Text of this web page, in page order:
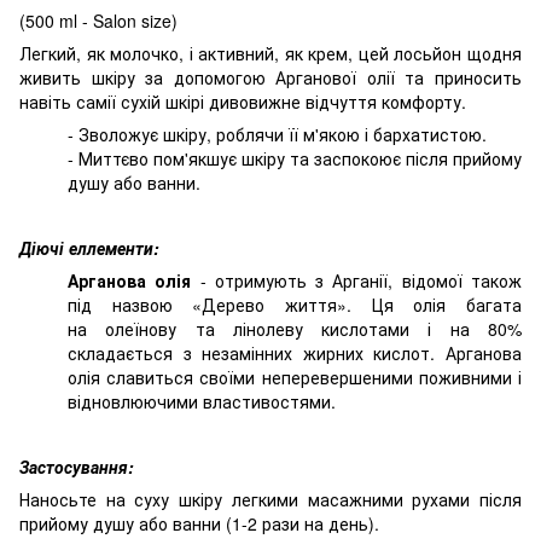
(500 ml - Salon size)
Легкий, як молочко, і активний, як крем, цей лосьйон щодня
живить шкіру за допомогою Арганової олії та приносить
навіть самії сухій шкірі дивовижне відчуття комфорту.
- Зволожує шкіру, роблячи її м'якою і бархатистою.
- Миттєво пом'якшує шкіру та заспокоює після прийому
душу або ванни.
Діючі еллементи:
Арганова олія - ​​отримують з Арганії, відомої також
під назвою «Дерево життя». Ця олія багата
на олеїнову та лінолеву кислотами і на 80%
складається з незамінних жирних кислот. Арганова
олія славиться своїми неперевершеними поживними і
відновлюючими властивостями.
Застосування:
Наносьте на суху шкіру легкими масажними рухами після
прийому душу або ванни (1-2 рази на день).